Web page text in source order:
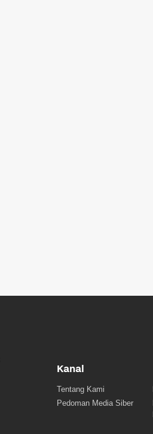
Kanal
Tentang Kami
Pedoman Media Siber